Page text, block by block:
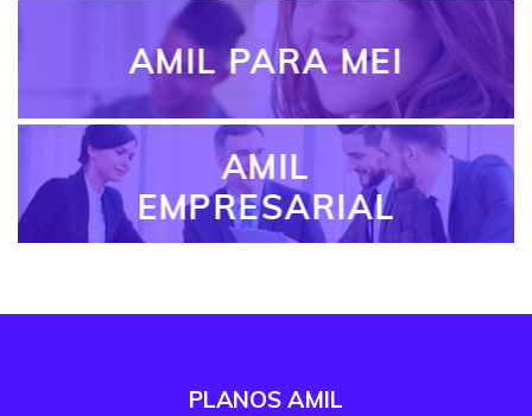
AMIL PARA MEI
AMIL
EMPRESARIAL
PLANOS AMIL